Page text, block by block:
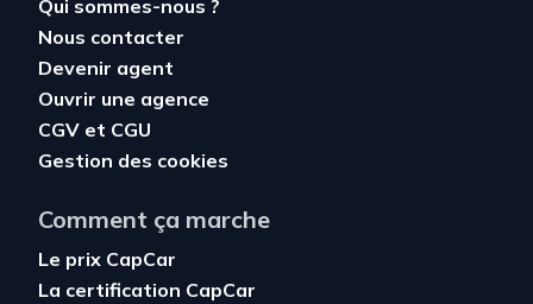
Qui sommes-nous ?
Nous contacter
Devenir agent
Ouvrir une agence
CGV et CGU
Gestion des cookies
Comment ça marche
Le prix CapCar
La certification CapCar